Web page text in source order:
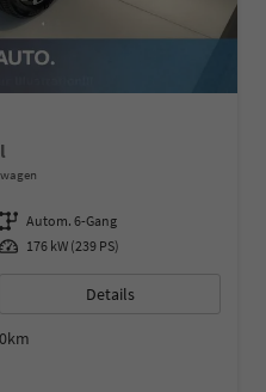
Getriebe Autom. 6-Gang
Leistung 176 kW (239 PS)
Details